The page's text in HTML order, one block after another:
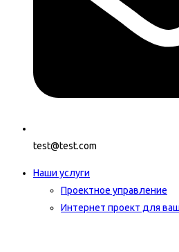
test@test.com
Наши услуги
Проектное управление
Интернет проект для